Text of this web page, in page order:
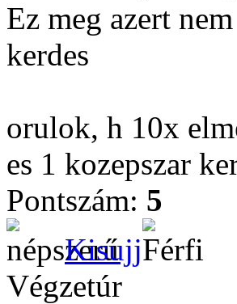
Ez meg azert
kerdes
orulok, h 10x
es 1 kozepszar
Pontszám: 5
Kisujj
Végzetúr